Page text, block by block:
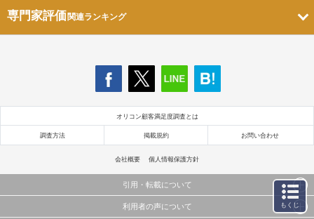
専門家評価関連ランキング
オリコン顧客満足度調査とは
調査方法 掲載規約 お問い合わせ
会社概要 個人情報保護方針
引用・転載について
当サイトで公開されている情報（文字、写真、イラスト、画像データ等）及びこれらの配置・
利用者の声について もくじ